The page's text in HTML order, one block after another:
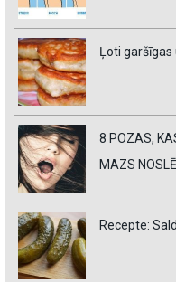
Ļoti garšīgas
8 POZAS,
MAZS
Recepte: